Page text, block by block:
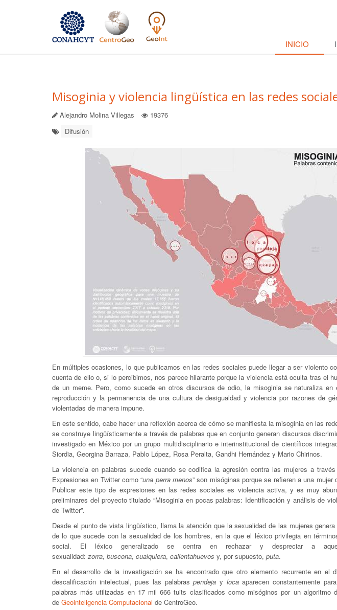
INICIO
Misoginia y violencia lingüística en las redes
Alejandro Molina Villegas
19376
Difusión
En múltiples ocasiones, lo que publicamos en las redes sociales puede llegar a ser violento
cuenta de ello o, si lo percibimos, nos parece hilarante porque la violencia está oculta tras el
de un meme. Pero, como sucede en otros discursos de odio, la misoginia se naturaliza
reproducción y la permanencia de una cultura de desigualdad y violencia por razones de
violentadas de manera impune.
En este sentido, cabe hacer una reflexión acerca de cómo se manifiesta la misoginia en las
se construye lingüísticamente a través de palabras que en conjunto generan discursos
investigado en México por un grupo multidisciplinario e interinstitucional de científicos
Siordia, Georgina Barraza, Pablo López, Rosa Peralta, Gandhi Hernández y Mario Chirinos.
La violencia en palabras sucede cuando se codifica la agresión contra las mujeres a
Expresiones en Twitter como “una perra menos” son misóginas porque se refieren a una
Publicar este tipo de expresiones en las redes sociales es violencia activa, y es muy
preliminares del proyecto titulado “Misoginia en pocas palabras: Identificación y análisis de
de Twitter”.
Desde el punto de vista lingüístico, llama la atención que la sexualidad de las mujeres
de lo que sucede con la sexualidad de los hombres, en la que el léxico privilegia en
social. El léxico generalizado se centra en rechazar y despreciar a
sexualidad: zorra, buscona, cualquiera, calientahuevos y, por supuesto, puta.
En el desarrollo de la investigación se ha encontrado que otro elemento recurrente en
descalificación intelectual, pues las palabraspendeja y locaaparecen constantemente
palabras más utilizadas en 17 mil 666 tuits clasificados como misóginos por un algoritmo
de Geointeligencia Computacional de CentroGeo.